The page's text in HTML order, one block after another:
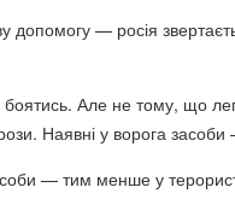
допомогу — росія
Але не тому, що
Наявні у ворога засоби
— тим менше у